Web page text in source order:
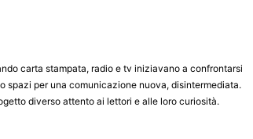
carta stampata, radio e tv iniziavano a confrontarsi
spazi per una comunicazione nuova, disintermediata.
diverso attento ai lettori e alle loro curiosità.